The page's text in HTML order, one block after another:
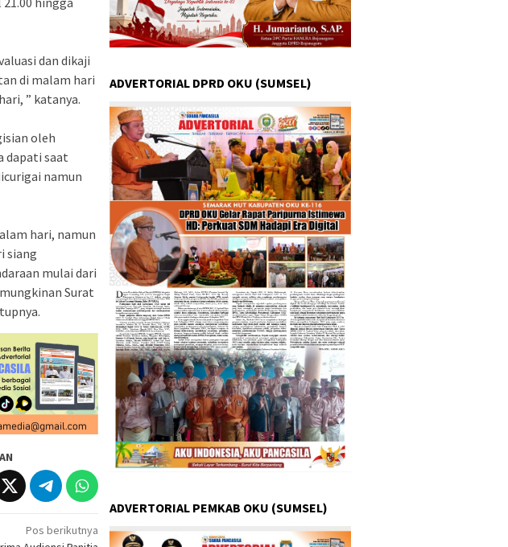
dan dikaji
di malam hari
” katanya.
oleh
dapati saat
namun
hari, namun
siang
mulai dari
Surat
Pos berikutnya
ADVERTORIAL DPRD OKU (SUMSEL)
ADVERTORIAL PEMKAB OKU (SUMSEL)